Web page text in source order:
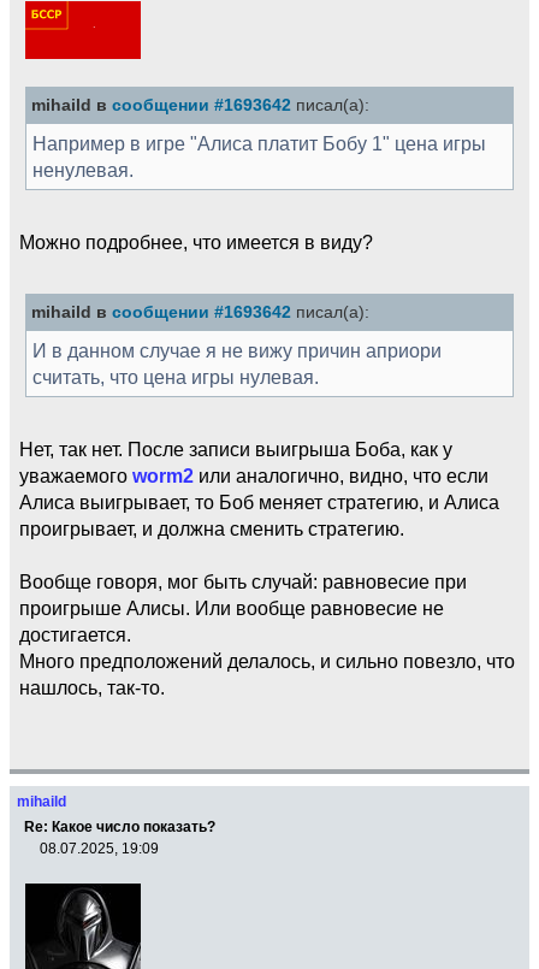
mihaild в сообщении #1693642 писал(а):
Например в игре "Алиса платит Бобу 1" цена игры
ненулевая.
Можно подробнее, что имеется в виду?
mihaild в сообщении #1693642 писал(а):
И в данном случае я не вижу причин априори
считать, что цена игры нулевая.
Нет, так нет. После записи выигрыша Боба, как у
уважаемого worm2 или аналогично, видно, что если
Алиса выигрывает, то Боб меняет стратегию, и Алиса
проигрывает, и должна сменить стратегию.
Вообще говоря, мог быть случай: равновесие при
проигрыше Алисы. Или вообще равновесие не
достигается.
Много предположений делалось, и сильно повезло, что
нашлось, так-то.
mihaild
Re: Какое число показать?
08.07.2025, 19:09